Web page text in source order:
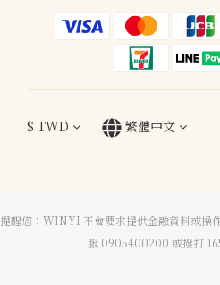
$ TWD 繁體中文
提醒您：WINYI 不會要求提供金融資料或操
服 0905400200 或撥打